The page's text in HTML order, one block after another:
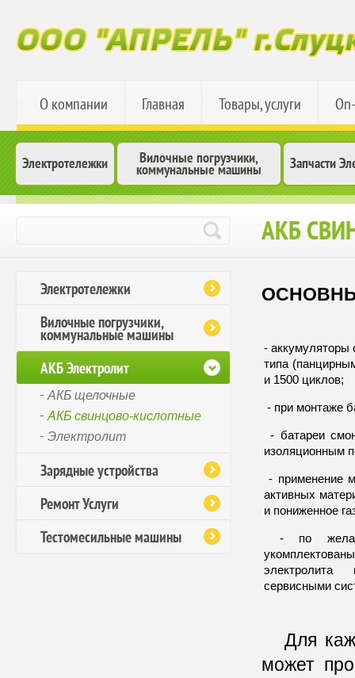
О компании Главная Товары, услуги
Электротележки Вилочные погрузчики,
коммунальные машины Запчасти
АКБ
- аккумуляторы
типа
и 1500 циклов;
- при монтаже
- батареи
изоляционным
- применение
активных
и пониженное
- по
сервисными
Для
может
Электротележки
Вилочные погрузчики,
коммунальные машины
АКБ Электролит
АКБ щелочные
АКБ свинцово-кислотные
Электролит
Зарядные устройства
Ремонт Услуги
Тестомесильные машины